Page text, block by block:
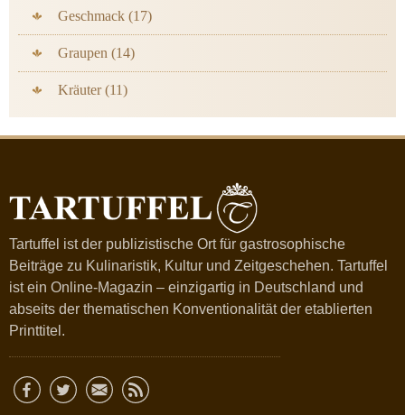
Geschmack (17)
Graupen (14)
Kräuter (11)
Tartuffel ist der publizistische Ort für gastrosophische
Beiträge zu Kulinaristik, Kultur und Zeitgeschehen. Tartuffel
ist ein Online-Magazin – einzigartig in Deutschland und
abseits der thematischen Konventionalität der etablierten
Printtitel.